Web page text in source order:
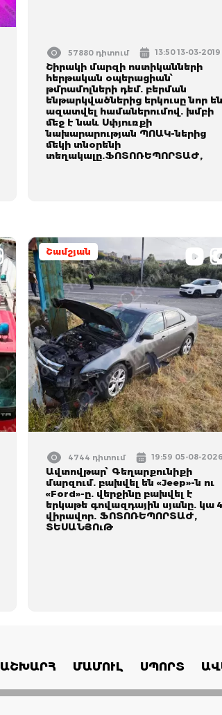
57880 դիտում 13:50 13-03-2019
Շիրակի մարզի ոստիկանների
հերթական օպերացիան՝
թմրամոլների դեմ. բերման
ենթարկվածներից երկուսը նոր են
ազատվել համաներումով. խմբի
մեջ է նաև Սփյուռքի
նախարարության ՊՈԱԿ-ներից
մեկի տնօրենի
տեղակալը.ՖՈՏՈՌԵՊՈՐՏԱԺ,
Շամշյան
4744 դիտում 19:59 05-08-2026
Ավտովթար՝ Գեղարքունիքի
մարզում. բախվել են «Jeep»-ն ու
«Ford»-ը. վերջինը բախվել է
երկաթե գովազդային սյանը. կա 4
վիրավոր. ՖՈՏՈՌԵՊՈՐՏԱԺ,
ՏԵՍԱՆՅՈւԹ
ԱՇԽԱՐՀ ՄԱՄՈՒԼ ՍՊՈՐՏ